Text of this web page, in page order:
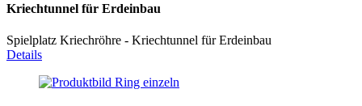
Kriechtunnel für Erdeinbau
Spielplatz Kriechröhre - Kriechtunnel für Erdeinbau
Details